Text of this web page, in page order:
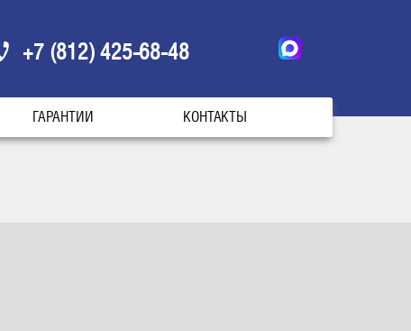
+7 (812) 425-68-48
ГАРАНТИИ КОНТАКТЫ